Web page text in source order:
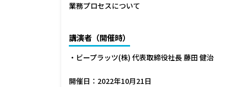
業務プロセスについて
講演者（開催時）
・ビープラッツ(株) 代表取締役社長 藤田 健治
開催日：2022年10月21日